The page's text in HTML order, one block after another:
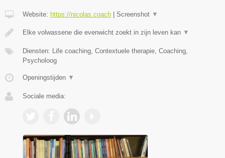
Website: https://nicolas.coach Screenshot ▼
Elke volwassene die evenwicht zoekt in zijn leven kan ▼
Diensten: Life coaching, Contextuele therapie, Coaching,
Psycholoog
Openingstijden ▼
Sociale media: